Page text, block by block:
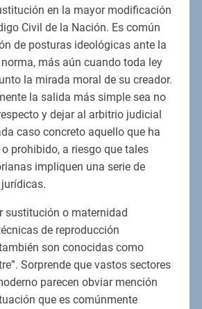
en la mayor modificación
Civil de la Nación. Es común
de posturas ideológicas ante la
más aún cuando toda ley
la mirada moral de su creador.
la salida más simple sea no
y dejar al arbitrio judicial
caso concreto aquello que ha
prohibido, a riesgo que tales
impliquen una serie de
sustitución o maternidad
de reproducción
son conocidas como
Sorprende que vastos sectores
parecen obviar mención
que es comúnmente